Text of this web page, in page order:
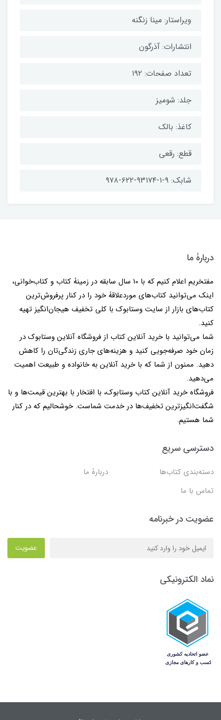
ویراستار: مینا زنگنه
انتشارات: آذرگون
تعداد صفحات: ۱۹۲
جلد: شومیز
کاغذ: بالک
قطع: رقعی
شابک: ۹-۱-۹۳۱۷۴-۶۲۲-۹۷۸
دربارۀ ما
مفتخریم اعلام کنیم که با 10 سال سابقه در زمینۀ کتاب و کتاب‌خوانی،
اینک می‌توانید کتاب‌های موردعلاقۀ خود را در کنار پرفروش‌ترین
کتاب‌های بازار از سایت وستابوک با کلی تخفیف هیجان‌انگیز تهیه
کنید.
شما می‌توانید با خرید آنلاین کتاب از فروشگاه آنلاین وستابوک در
زمان خود صرفه‌جویی کنید و هزینه‌های جاری زندگی‌تان را کاهش
دهید. ممنون از شما که با خرید آنلاین به خانواده و طبیعت اهمیت
می‌دهید.
فروشگاه خرید آنلاین کتاب وستابوک، با افتخار با بهترین قیمت‌ها و با
شگفت‌انگیزترین تخفیف‌ها در خدمت شماست. خوشحالیم که در کنار
شما هستیم.
دسترسی سریع
دسته‌بندی کتاب‌ها
دربارۀ ما
تماس با ما
عضویت در خبرنامه
عضویت
نماد الکترونیکی